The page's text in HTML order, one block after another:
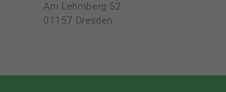
Am Lehmberg 52
01157 Dresden